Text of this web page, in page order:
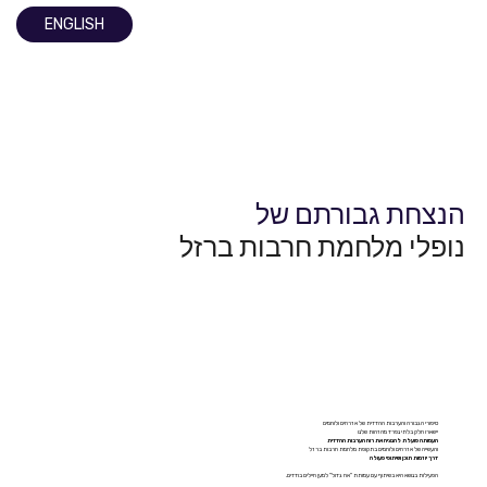
ENGLISH
הנצחת גבורתם של
נופלי מלחמת חרבות ברזל
סיפורי הגבורה והערבות ההדדית של אזרחים ולוחמים
יישארו חלק בלתי נפרד מהזהות שלנו
העמותה פועלת להנציח את רוח הערבות ההדדית
והעשייה של אזרחים ולוחמים בתקופת מלחמת חרבות ברזל
דרך יוזמות תוכן ושיתופי פעולה
הפעילות בנושא היא בשיתוף עם עמותת "אח גדול" למען חיילים בודדים.